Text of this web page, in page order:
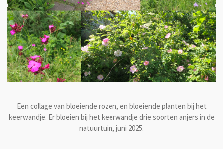
Een collage van bloeiende rozen, en bloeiende planten bij het
keerwandje. Er bloeien bij het keerwandje drie soorten anjers in de
natuurtuin, juni 2025.